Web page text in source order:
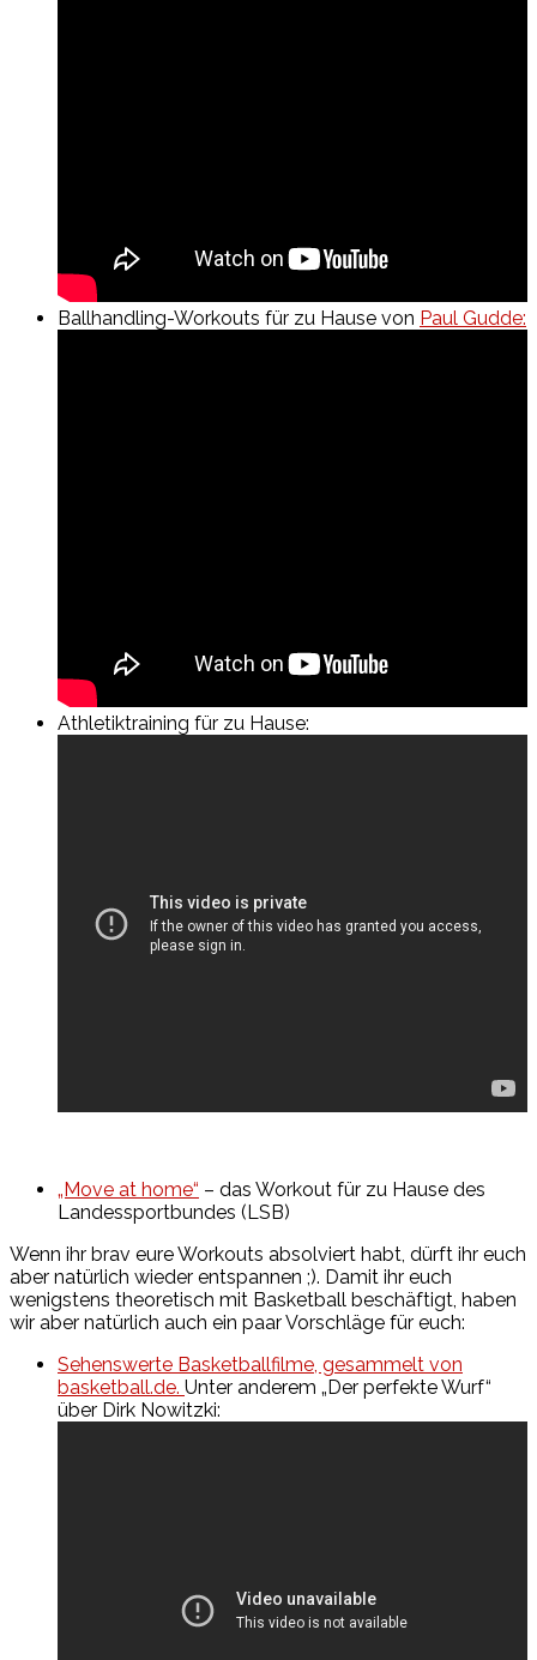
Ballhandling-Workouts für zu Hause von Paul Gudde:
Athletiktraining für zu Hause:
„Move at home“ – das Workout für zu Hause des
Landessportbundes (LSB)
Wenn ihr brav eure Workouts absolviert habt, dürft ihr euch
aber natürlich wieder entspannen ;). Damit ihr euch
wenigstens theoretisch mit Basketball beschäftigt, haben
wir aber natürlich auch ein paar Vorschläge für euch:
Sehenswerte Basketballfilme, gesammelt von
basketball.de. Unter anderem „Der perfekte Wurf“
über Dirk Nowitzki: